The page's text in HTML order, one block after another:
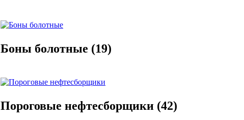
Боны болотные (19)
Пороговые нефтесборщики (42)